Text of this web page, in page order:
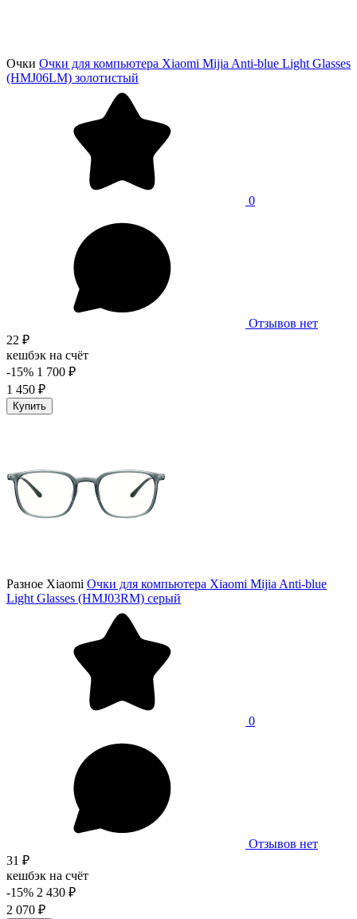
Очки Очки для компьютера Xiaomi Mijia Anti-blue Light Glasses
(HMJ06LM) золотистый
0
Отзывов нет
22 ₽
кешбэк на счёт
-15% 1 700 ₽
1 450 ₽
Купить
Разное Xiaomi Очки для компьютера Xiaomi Mijia Anti-blue
Light Glasses (HMJ03RM) серый
0
Отзывов нет
31 ₽
кешбэк на счёт
-15% 2 430 ₽
2 070 ₽